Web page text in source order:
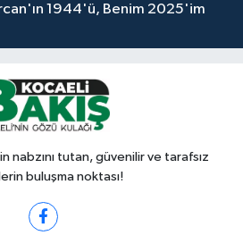
1944'ü, Benim 2025'im
nabzını tutan, güvenilir ve tarafsız
buluşma noktası!